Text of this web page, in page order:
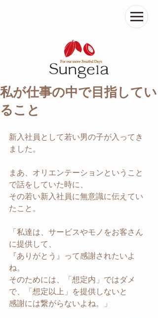
私が仕事の中で目指してい
ること
新入社員として若い男の子が入ってき
ました。
まあ、オリエンテーションということ
で話をしていた時に、
その若い新入社員に無意識に伝えてい
たこと。
「私達は、サービスやモノをお客さん
に提供して、
『ありがとう』って感謝されたいよ
ね。
そのためには、「想定内」ではダメ
で、「想定以上」を提供しないと
感謝には繋がらないよね。」